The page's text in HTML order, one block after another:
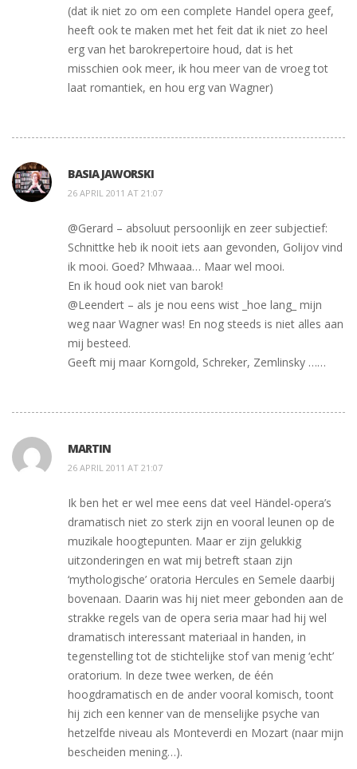
(dat ik niet zo om een complete Handel opera geef,
heeft ook te maken met het feit dat ik niet zo heel
erg van het barokrepertoire houd, dat is het
misschien ook meer, ik hou meer van de vroeg tot
laat romantiek, en hou erg van Wagner)
BASIA JAWORSKI
26 APRIL 2011 AT 21:07
@Gerard – absoluut persoonlijk en zeer subjectief:
Schnittke heb ik nooit iets aan gevonden, Golijov vind
ik mooi. Goed? Mhwaaa… Maar wel mooi.
En ik houd ook niet van barok!
@Leendert – als je nou eens wist _hoe lang_ mijn
weg naar Wagner was! En nog steeds is niet alles aan
mij besteed.
Geeft mij maar Korngold, Schreker, Zemlinsky ……
MARTIN
26 APRIL 2011 AT 21:07
Ik ben het er wel mee eens dat veel Händel-opera’s
dramatisch niet zo sterk zijn en vooral leunen op de
muzikale hoogtepunten. Maar er zijn gelukkig
uitzonderingen en wat mij betreft staan zijn
‘mythologische’ oratoria Hercules en Semele daarbij
bovenaan. Daarin was hij niet meer gebonden aan de
strakke regels van de opera seria maar had hij wel
dramatisch interessant materiaal in handen, in
tegenstelling tot de stichtelijke stof van menig ‘echt’
oratorium. In deze twee werken, de één
hoogdramatisch en de ander vooral komisch, toont
hij zich een kenner van de menselijke psyche van
hetzelfde niveau als Monteverdi en Mozart (naar mijn
bescheiden mening…).